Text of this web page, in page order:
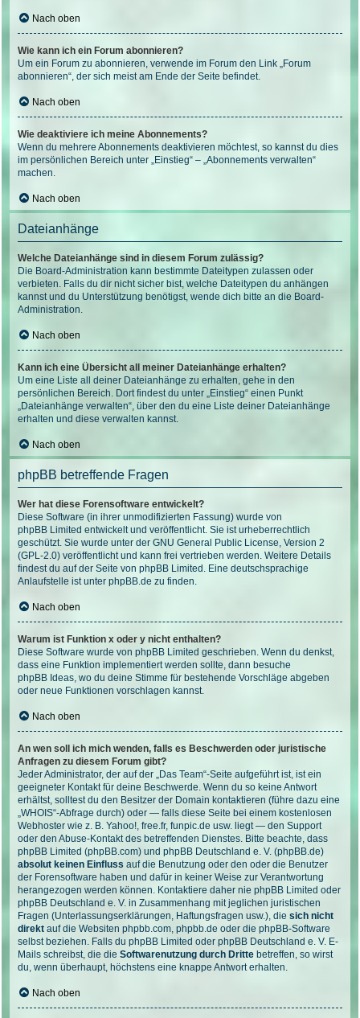
Nach oben
Wie kann ich ein Forum abonnieren?
Um ein Forum zu abonnieren, verwende im Forum den Link „Forum
abonnieren“, der sich meist am Ende der Seite befindet.
Nach oben
Wie deaktiviere ich meine Abonnements?
Wenn du mehrere Abonnements deaktivieren möchtest, so kannst du dies
im persönlichen Bereich unter „Einstieg“ – „Abonnements verwalten“
machen.
Nach oben
Dateianhänge
Welche Dateianhänge sind in diesem Forum zulässig?
Die Board-Administration kann bestimmte Dateitypen zulassen oder
verbieten. Falls du dir nicht sicher bist, welche Dateitypen du anhängen
kannst und du Unterstützung benötigst, wende dich bitte an die Board-
Administration.
Nach oben
Kann ich eine Übersicht all meiner Dateianhänge erhalten?
Um eine Liste all deiner Dateianhänge zu erhalten, gehe in den
persönlichen Bereich. Dort findest du unter „Einstieg“ einen Punkt
„Dateianhänge verwalten“, über den du eine Liste deiner Dateianhänge
erhalten und diese verwalten kannst.
Nach oben
phpBB betreffende Fragen
Wer hat diese Forensoftware entwickelt?
Diese Software (in ihrer unmodifizierten Fassung) wurde von
phpBB Limited entwickelt und veröffentlicht. Sie ist urheberrechtlich
geschützt. Sie wurde unter der GNU General Public License, Version 2
(GPL-2.0) veröffentlicht und kann frei vertrieben werden. Weitere Details
findest du auf der Seite von phpBB Limited . Eine deutschsprachige
Anlaufstelle ist unter phpBB.de zu finden.
Nach oben
Warum ist Funktion x oder y nicht enthalten?
Diese Software wurde von phpBB Limited geschrieben. Wenn du denkst,
dass eine Funktion implementiert werden sollte, dann besuche
phpBB Ideas, wo du deine Stimme für bestehende Vorschläge abgeben
oder neue Funktionen vorschlagen kannst.
Nach oben
An wen soll ich mich wenden, falls es Beschwerden oder juristische
Anfragen zu diesem Forum gibt?
Jeder Administrator, der auf der „Das Team“-Seite aufgeführt ist, ist ein
geeigneter Kontakt für deine Beschwerde. Wenn du so keine Antwort
erhältst, solltest du den Besitzer der Domain kontaktieren (führe dazu eine
„WHOIS“-Abfrage durch) oder — falls diese Seite bei einem kostenlosen
Webhoster wie z. B. Yahoo!, free.fr, funpic.de usw. liegt — den Support
oder den Abuse-Kontakt des betreffenden Dienstes. Bitte beachte, dass
phpBB Limited (phpBB.com) und phpBB Deutschland e. V. (phpBB.de)
absolut keinen Einfluss auf die Benutzung oder den oder die Benutzer
der Forensoftware haben und dafür in keiner Weise zur Verantwortung
herangezogen werden können. Kontaktiere daher nie phpBB Limited oder
phpBB Deutschland e. V. in Zusammenhang mit jeglichen juristischen
Fragen (Unterlassungserklärungen, Haftungsfragen usw.), die sich nicht
direkt auf die Websiten phpbb.com, phpbb.de oder die phpBB-Software
selbst beziehen. Falls du phpBB Limited oder phpBB Deutschland e. V. E-
Mails schreibst, die die Softwarenutzung durch Dritte betreffen, so wirst
du, wenn überhaupt, höchstens eine knappe Antwort erhalten.
Nach oben